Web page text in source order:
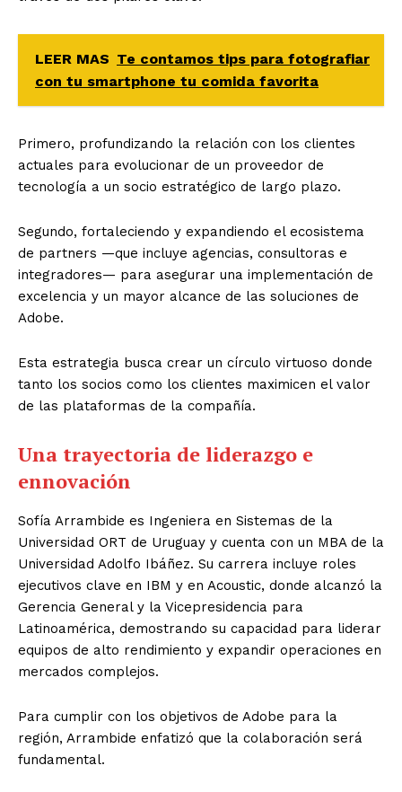
LEER MAS Te contamos tips para fotografiar
con tu smartphone tu comida favorita
Primero, profundizando la relación con los clientes
actuales para evolucionar de un proveedor de
tecnología a un socio estratégico de largo plazo.
Segundo, fortaleciendo y expandiendo el ecosistema
de partners —que incluye agencias, consultoras e
integradores— para asegurar una implementación de
excelencia y un mayor alcance de las soluciones de
Adobe.
Esta estrategia busca crear un círculo virtuoso donde
tanto los socios como los clientes maximicen el valor
de las plataformas de la compañía.
Una trayectoria de liderazgo e
ennovación
Sofía Arrambide es Ingeniera en Sistemas de la
Universidad ORT de Uruguay y cuenta con un MBA de la
Universidad Adolfo Ibáñez. Su carrera incluye roles
ejecutivos clave en IBM y en Acoustic, donde alcanzó la
Gerencia General y la Vicepresidencia para
Latinoamérica, demostrando su capacidad para liderar
equipos de alto rendimiento y expandir operaciones en
mercados complejos.
Para cumplir con los objetivos de Adobe para la
región, Arrambide enfatizó que la colaboración será
fundamental.